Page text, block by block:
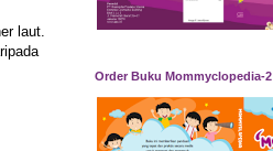
laut.
Order Buku Mommyclopedia-2